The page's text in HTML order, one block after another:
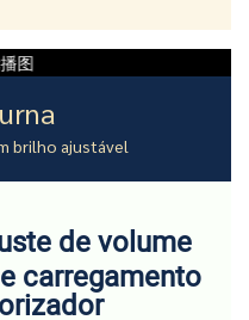
brilho ajustável
de volume
carregamento